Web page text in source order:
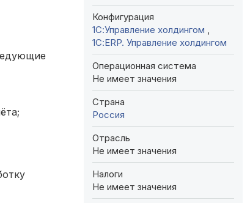
Конфигурация
1С:Управление холдингом
1С:ERP. Управление холдингом
Операционная система
Не имеет значения
Страна
Россия
Отрасль
Не имеет значения
Налоги
Не имеет значения